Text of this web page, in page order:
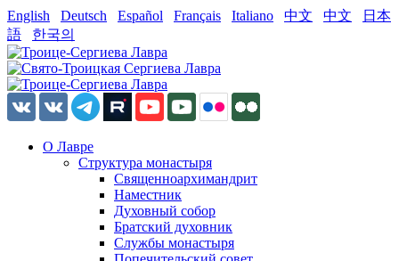
English Deutsch Español Français Italiano 中文 中文
日本
語
한국의
О Лавре
Структура монастыря
Священноархимандрит
Наместник
Духовный собор
Братский духовник
Службы монастыря